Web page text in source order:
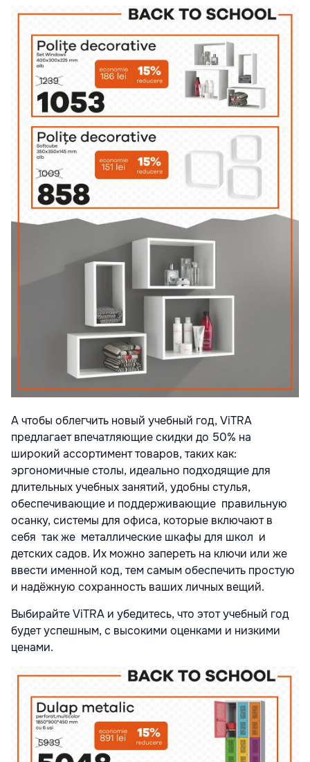
А чтобы облегчить новый учебный год, ViTRA
предлагает впечатляющие скидки до 50% на
широкий ассортимент товаров, таких как:
эргономичные столы, идеально подходящие для
длительных учебных занятий, удобны стулья,
обеспечивающие и поддерживающие правильную
осанку, системы для офиса, которые включают в
себя так же металлические шкафы для школ и
детских садов. Их можно запереть на ключи или же
ввести именной код, тем самым обеспечить простую
и надёжную сохранность ваших личных вещий.
Выбирайте ViTRA и убедитесь, что этот учебный год
будет успешным, с высокими оценками и низкими
ценами.